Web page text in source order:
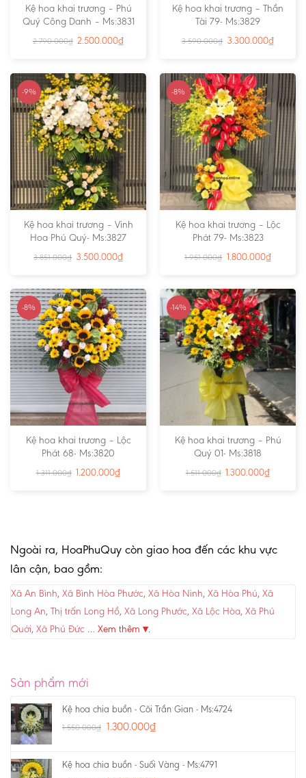
Kệ hoa khai trương – Phú
Quý Công Danh – Ms:3831
2.790.000₫ 2.500.000₫
Kệ hoa khai trương – Thần
Tài 79- Ms:3829
3.590.000₫ 3.300.000₫
-9%
Kệ hoa khai trương – Vinh
Hoa Phú Quý- Ms:3827
3.851.000₫ 3.500.000₫
-8%
Kệ hoa khai trương – Lộc
Phát 79- Ms:3823
1.951.000₫ 1.800.000₫
-8%
Kệ hoa khai trương – Lộc
Phát 68- Ms:3820
1.311.000₫ 1.200.000₫
-14%
Kệ hoa khai trương – Phú
Quý 01- Ms:3818
1.511.000₫ 1.300.000₫
Ngoài ra, HoaPhuQuy còn giao hoa đến các khu vực
lân cận, bao gồm:
Xã An Bình, Xã Bình Hòa Phước, Xã Hòa Ninh, Xã Hòa Phú, Xã
Long An, Thị trấn Long Hồ, Xã Long Phước, Xã Lộc Hòa, Xã Phú
Quới, Xã Phú Đức … Xem thêm ▾.
Sản phẩm mới
Kệ hoa chia buồn - Cõi Trần Gian - Ms:4724
1.550.000₫ 1.300.000₫
Kệ hoa chia buồn - Suối Vàng - Ms:4791